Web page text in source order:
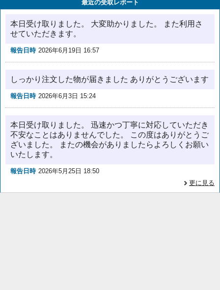
最近の受取レポート
本日受け取りました。 大変助かりました。 また利用さ
せていただきます。
報告日時 2026年6月19日 16:57
しっかり注文した物が届きました ありがとうございます
報告日時 2026年6月3日 15:24
本日受け取りました。 迅速かつ丁寧に対応していただき
不安なことはありませんでした。 この度はありがとうご
ざいました。 またの機会がありましたらよろしくお願い
いたします。
報告日時 2026年5月25日 18:50
更に見る